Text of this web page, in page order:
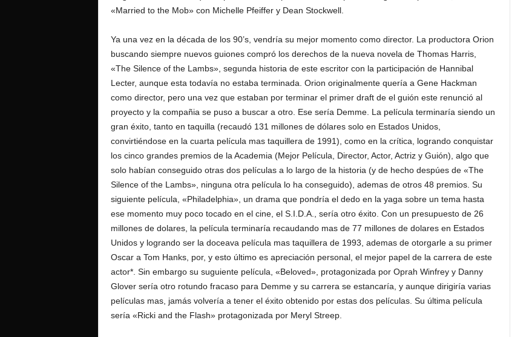
«Married to the Mob» con Michelle Pfeiffer y Dean Stockwell.
Ya una vez en la década de los 90’s, vendría su mejor momento como director. La productora Orion
buscando siempre nuevos guiones compró los derechos de la nueva novela de Thomas Harris,
«The Silence of the Lambs», segunda historia de este escritor con la participación de Hannibal
Lecter, aunque esta todavía no estaba terminada. Orion originalmente quería a Gene Hackman
como director, pero una vez que estaban por terminar el primer draft de el guión este renunció al
proyecto y la compañia se puso a buscar a otro. Ese sería Demme. La película terminaría siendo un
gran éxito, tanto en taquilla (recaudó 131 millones de dólares solo en Estados Unidos,
convirtiéndose en la cuarta película mas taquillera de 1991), como en la crítica, logrando conquistar
los cinco grandes premios de la Academia (Mejor Película, Director, Actor, Actriz y Guión), algo que
solo habían conseguido otras dos películas a lo largo de la historia (y de hecho despúes de «The
Silence of the Lambs», ninguna otra película lo ha conseguido), ademas de otros 48 premios. Su
siguiente película, «Philadelphia», un drama que pondría el dedo en la yaga sobre un tema hasta
ese momento muy poco tocado en el cine, el S.I.D.A., sería otro éxito. Con un presupuesto de 26
millones de dolares, la película terminaría recaudando mas de 77 millones de dolares en Estados
Unidos y logrando ser la doceava película mas taquillera de 1993, ademas de otorgarle a su primer
Oscar a Tom Hanks, por, y esto último es apreciación personal, el mejor papel de la carrera de este
actor*. Sin embargo su suguiente película, «Beloved», protagonizada por Oprah Winfrey y Danny
Glover sería otro rotundo fracaso para Demme y su carrera se estancaría, y aunque dirigiría varias
películas mas, jamás volvería a tener el éxito obtenido por estas dos películas. Su última película
sería «Ricki and the Flash» protagonizada por Meryl Streep.